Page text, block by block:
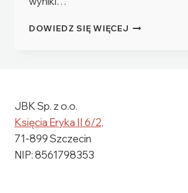
DOWIEDZ SIĘ WIĘCEJ CZY
JBK Sp. z o.o.
Księcia Eryka II 6/2,
71-899 Szczecin
NIP: 8561798353